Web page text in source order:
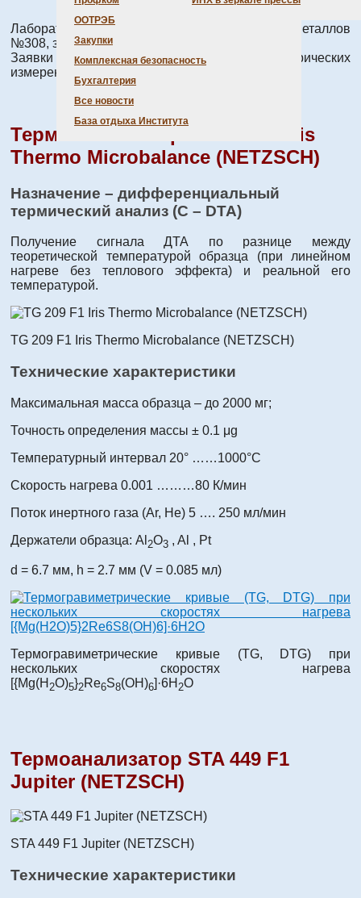
ООТРЭБ
Закупки
Комплексная безопасность
Бухгалтерия
Все новости
База отдыха Института
Лаборатория химии редких платиновых металлов
№308, зав. лабораторией д.х.н. Коренев С.В.
Заявки на выполнение термогравиметрических
измерений подавать к.х.н. Плюснину П.Е.
Термоанализатор TG 209 F1 Iris
Thermo Microbalance (NETZSCH)
Назначение – дифференциальный
термический анализ (C – DTA)
Получение сигнала ДТА по разнице между
теоретической температурой образца (при линейном
нагреве без теплового эффекта) и реальной его
температурой.
TG 209 F1 Iris Thermo Microbalance (NETZSCH)
Технические характеристики
Максимальная масса образца – до 2000 мг;
Точность определения массы ± 0.1 μg
Температурный интервал 20° ……1000°С
Скорость нагрева 0.001 ………80 К/мин
Поток инертного газа (Ar, He) 5 …. 250 мл/мин
Держатели образца: Al 2O3 , Al , Pt
d = 6.7 мм, h = 2.7 мм (V = 0.085 мл)
Термогравиметрические кривые (TG, DTG) при
нескольких скоростях нагрева
[{Mg(H 2O)5}2Re6S8(OH)6]·6H 2O
Термоанализатор STA 449 F1
Jupiter (NETZSCH)
STA 449 F1 Jupiter (NETZSCH)
Технические характеристики